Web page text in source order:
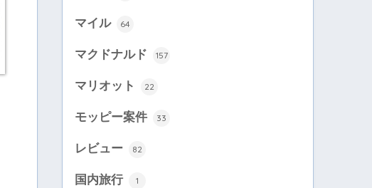
マイル 64
マクドナルド 157
マリオット 22
モッピー案件 33
レビュー 82
国内旅行 1